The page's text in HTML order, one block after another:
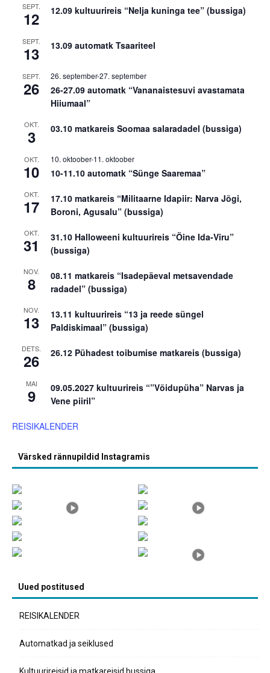
SEPT.
12 12.09 kultuurireis “Nelja kuninga tee” (bussiga)
SEPT.
13 13.09 automatk Tsaariteel
SEPT.
26
26. september-27. september
26-27.09 automatk “Vananaistesuvi avastamata
Hiiumaal”
OKT.
3 03.10 matkareis Soomaa salaradadel (bussiga)
OKT.
10
10. oktoober-11. oktoober
10-11.10 automatk “Sünge Saaremaa”
OKT.
17
17.10 matkareis “Militaarne Idapiir: Narva Jõgi,
Boroni, Agusalu” (bussiga)
OKT.
31
31.10 Halloweeni kultuurireis “Öine Ida-Viru”
(bussiga)
NOV.
8
08.11 matkareis “Isadepäeval metsavendade
radadel” (bussiga)
NOV.
13
13.11 kultuurireis “13 ja reede süngel
Paldiskimaal” (bussiga)
DETS.
26 26.12 Pühadest toibumise matkareis (bussiga)
MAI
9
09.05.2027 kultuurireis “”Võidupüha” Narvas ja
Vene piiril”
REISIKALENDER
Värsked rännupildid Instagramis
Uued postitused
REISIKALENDER
Automatkad ja seiklused
Kultuurireisid ja matkareisid bussiga